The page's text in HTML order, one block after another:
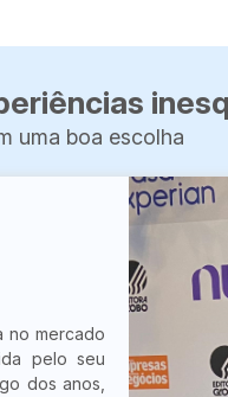
uma boa escolha
no mercado
pelo seu
dos anos,